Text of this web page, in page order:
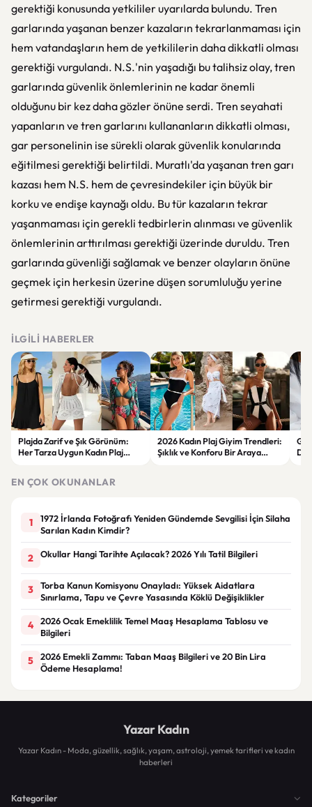
gerektiği konusunda yetkililer uyarılarda bulundu. Tren
garlarında yaşanan benzer kazaların tekrarlanmaması için
hem vatandaşların hem de yetkililerin daha dikkatli olması
gerektiği vurgulandı. N.S.'nin yaşadığı bu talihsiz olay, tren
garlarında güvenlik önlemlerinin ne kadar önemli
olduğunu bir kez daha gözler önüne serdi. Tren seyahati
yapanların ve tren garlarını kullananların dikkatli olması,
gar personelinin ise sürekli olarak güvenlik konularında
eğitilmesi gerektiği belirtildi. Muratlı'da yaşanan tren garı
kazası hem N.S. hem de çevresindekiler için büyük bir
korku ve endişe kaynağı oldu. Bu tür kazaların tekrar
yaşanmaması için gerekli tedbirlerin alınması ve güvenlik
önlemlerinin arttırılması gerektiği üzerinde duruldu. Tren
garlarında güvenliği sağlamak ve benzer olayların önüne
geçmek için herkesin üzerine düşen sorumluluğu yerine
getirmesi gerektiği vurgulandı.
İLGILI HABERLER
Plajda Zarif ve Şık Görünüm:
Her Tarza Uygun Kadın Plaj
2026 Kadın Plaj Giyim Trendleri:
Şıklık ve Konforu Bir Araya
EN ÇOK OKUNANLAR
1
1972 İrlanda Fotoğrafı Yeniden Gündemde Sevgilisi İçin Silaha
Sarılan Kadın Kimdir?
2 Okullar Hangi Tarihte Açılacak? 2026 Yılı Tatil Bilgileri
3
Torba Kanun Komisyonu Onayladı: Yüksek Aidatlara
Sınırlama, Tapu ve Çevre Yasasında Köklü Değişiklikler
4
2026 Ocak Emeklilik Temel Maaş Hesaplama Tablosu ve
Bilgileri
5
2026 Emekli Zammı: Taban Maaş Bilgileri ve 20 Bin Lira
Ödeme Hesaplama!
Yazar Kadın
Yazar Kadın - Moda, güzellik, sağlık, yaşam, astroloji, yemek tarifleri ve kadın
haberleri
Kategoriler